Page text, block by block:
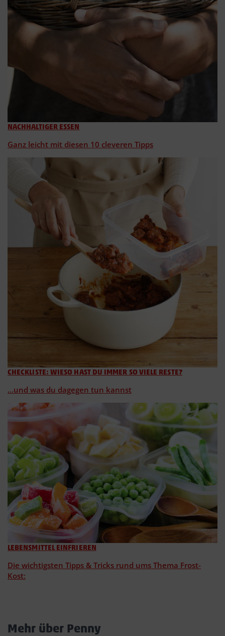
NACHHALTIGER ESSEN
Ganz leicht mit diesen 10 cleveren Tipps
CHECKLISTE: WIESO HAST DU IMMER SO VIELE RESTE?
...und was du dagegen tun kannst
LEBENSMITTEL EINFRIEREN
Die wichtigsten Tipps & Tricks rund ums Thema Frost-
Kost:
Mehr über Penny